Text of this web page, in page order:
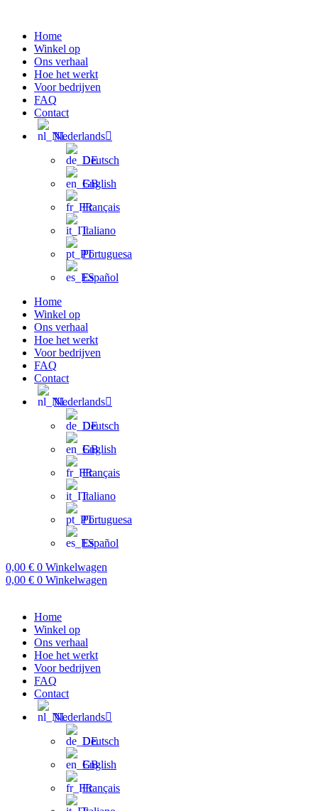
inhoud
Home
Winkel op
Ons verhaal
Hoe het werkt
Voor bedrijven
FAQ
Contact
Nederlands
Deutsch
English
Français
Italiano
Portuguesa
Español
Home
Winkel op
Ons verhaal
Hoe het werkt
Voor bedrijven
FAQ
Contact
Nederlands
Deutsch
English
Français
Italiano
Portuguesa
Español
0,00 € 0 Winkelwagen
0,00 € 0 Winkelwagen
Home
Winkel op
Ons verhaal
Hoe het werkt
Voor bedrijven
FAQ
Contact
Nederlands
Deutsch
English
Français